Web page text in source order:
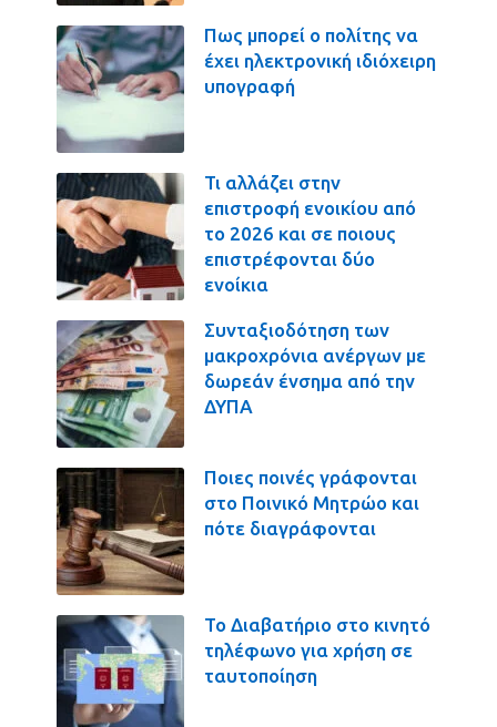
Πως μπορεί ο πολίτης να
έχει ηλεκτρονική ιδιόχειρη
υπογραφή
Τι αλλάζει στην
επιστροφή ενοικίου από
το 2026 και σε ποιους
επιστρέφονται δύο
ενοίκια
Συνταξιοδότηση των
μακροχρόνια ανέργων με
δωρεάν ένσημα από την
ΔΥΠΑ
Ποιες ποινές γράφονται
στο Ποινικό Μητρώο και
πότε διαγράφονται
Το Διαβατήριο στο κινητό
τηλέφωνο για χρήση σε
ταυτοποίηση